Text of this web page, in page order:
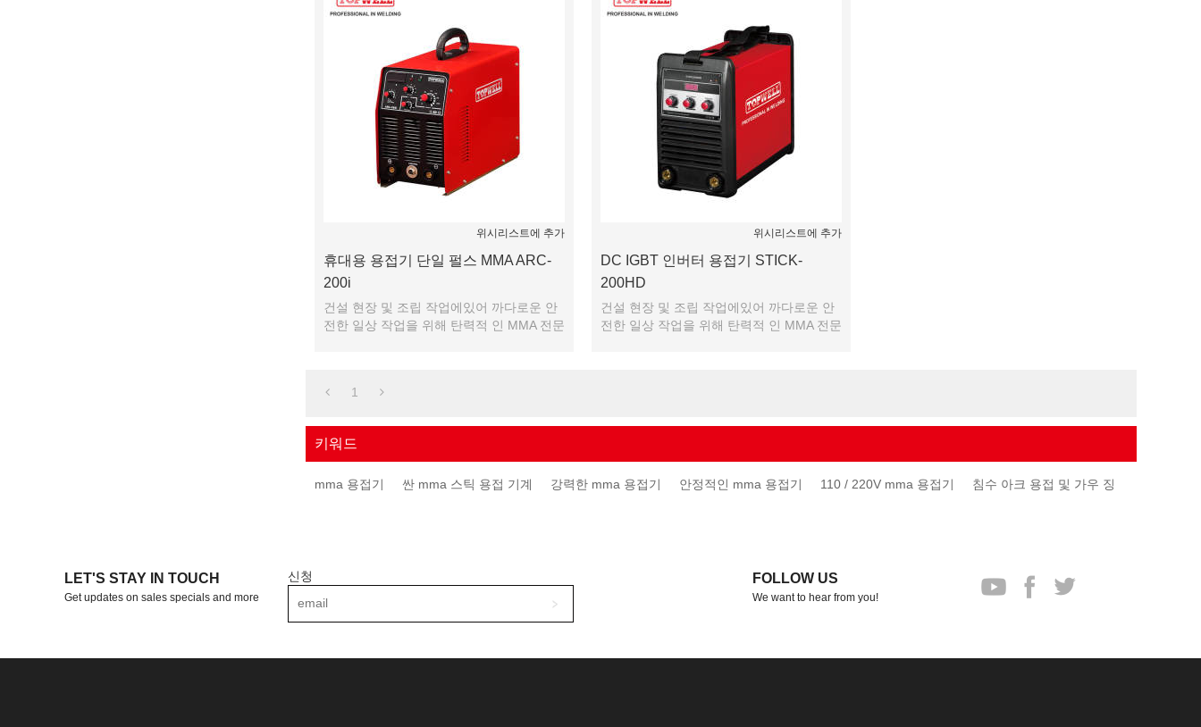
위시리스트에 추가
휴대용 용접기 단일 펄스 MMA ARC-
200i
건설 현장 및 조립 작업에있어 까다로운 안
전한 일상 작업을 위해 탄력적 인 MMA 전문
위시리스트에 추가
DC IGBT 인버터 용접기 STICK-
200HD
건설 현장 및 조립 작업에있어 까다로운 안
전한 일상 작업을 위해 탄력적 인 MMA 전문
1
키워드
mma 용접기 싼 mma 스틱 용접 기계 강력한 mma 용접기 안정적인 mma 용접기 110 / 220V mma 용접기 침수 아크 용접 및 가우 징
LET'S STAY IN TOUCH
Get updates on sales specials and more
신청 FOLLOW US
We want to hear from you!